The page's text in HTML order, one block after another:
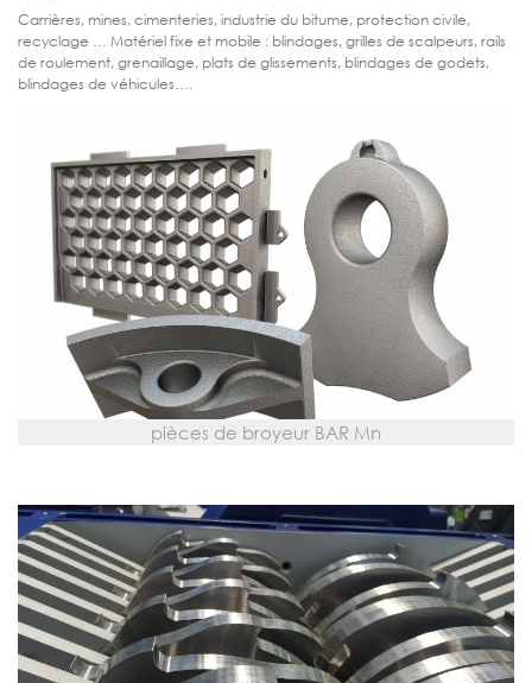
Carrières, mines, cimenteries, industrie du bitume, protection civile,
recyclage … Matériel fixe et mobile : blindages, grilles de scalpeurs, rails
de roulement, grenaillage, plats de glissements, blindages de godets,
blindages de véhicules….
pièces de broyeur BAR Mn